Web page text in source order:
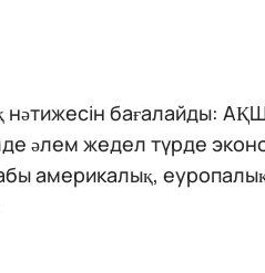
нәтижесін бағалайды:
әлем жедел түрде
америкалық,